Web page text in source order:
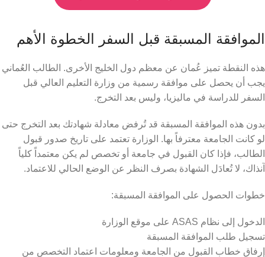
الموافقة المسبقة قبل السفر الخطوة الأهم
هذه النقطة تميز عُمان عن معظم دول الخليج الأخرى. الطالب العُماني
يجب أن يحصل على موافقة رسمية من وزارة التعليم العالي قبل
السفر للدراسة في ماليزيا، وليس بعد التخرج.
بدون هذه الموافقة المسبقة قد تُرفض معادلة شهادتك بعد التخرج حتى
لو كانت الجامعة معترفاً بها. الوزارة تعتمد على تاريخ صدور قبول
الطالب، فإذا كان القبول في جامعة أو تخصص لم يكن معتمداً كلياً
آنذاك، لا تُعادَل الشهادة بصرف النظر عن الوضع الحالي للاعتماد.
خطوات الحصول على الموافقة المسبقة:
الدخول إلى نظام ASAS على موقع الوزارة
تسجيل طلب الموافقة المسبقة
إرفاق خطاب القبول من الجامعة ومعلومات اعتماد التخصص من